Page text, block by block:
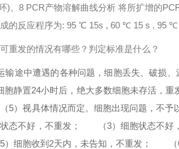
)。8 PCR产物溶解曲线分析 将所扩增的
的反应程序为: 95 ℃ 15s , 60 ℃ 15 s , 95 ℃
重发的情况有哪些？判定标准是什么？
途中遭遇的各种问题，细胞丢失、破损、
静置24小时后，绝大多数细胞未存活，重
）视具体情况而定。 细胞出现问题，不予
态不好，不重发；
（3）细胞状态不好，
细胞收到2天内，未告知，不重发； （6